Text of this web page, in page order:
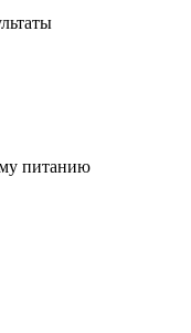
питанию